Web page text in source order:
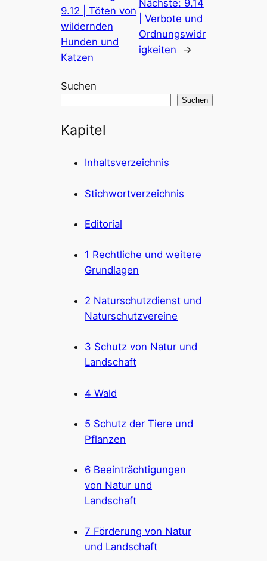
9.12 | Töten von
wildernden
Hunden und
Katzen
Nächste: 9.14
| Verbote und
Ordnungswidr
igkeiten
→
Suchen
Suchen
Kapitel
Inhaltsverzeichnis
Stichwortverzeichnis
Editorial
1 Rechtliche und weitere
Grundlagen
2 Naturschutzdienst und
Naturschutzvereine
3 Schutz von Natur und
Landschaft
4 Wald
5 Schutz der Tiere und
Pflanzen
6 Beeinträchtigungen
von Natur und
Landschaft
7 Förderung von Natur
und Landschaft